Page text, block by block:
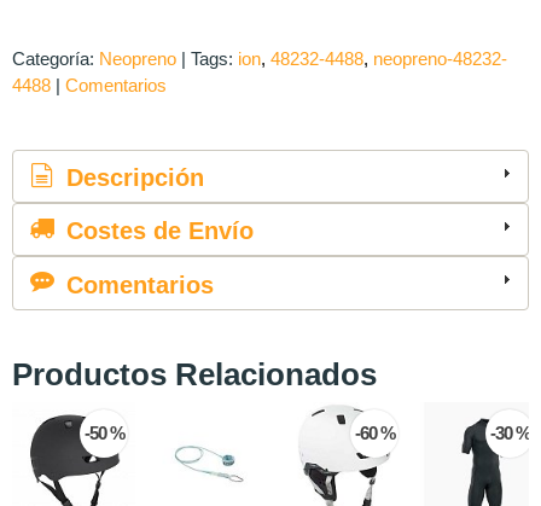
Categoría: Neopreno | Tags: ion 48232-4488 neopreno-48232-
4488 | Comentarios
Descripción
Costes de Envío
Comentarios
Productos Relacionados
-30 % -50 %